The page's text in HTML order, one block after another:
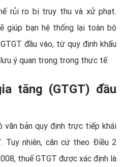
rủi ro bị truy thu và xử phạt.
giúp bạn hệ thống lại toàn bộ
đầu vào, từ quy định khấu
ý quan trọng trong thực tế.
tăng (GTGT) đầu
văn bản quy định trực tiếp khái
Tuy nhiên, căn cứ theo Điều 2
thuế GTGT được xác định là